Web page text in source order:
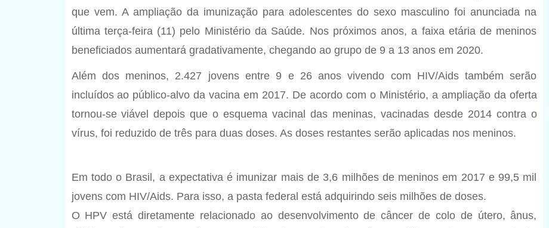
que vem. A ampliação da imunização para adolescentes do sexo masculino foi anunciada na
última terça-feira (11) pelo Ministério da Saúde. Nos próximos anos, a faixa etária de meninos
beneficiados aumentará gradativamente, chegando ao grupo de 9 a 13 anos em 2020.
Além dos meninos, 2.427 jovens entre 9 e 26 anos vivendo com HIV/Aids também serão
incluídos ao público-alvo da vacina em 2017. De acordo com o Ministério, a ampliação da oferta
tornou-se viável depois que o esquema vacinal das meninas, vacinadas desde 2014 contra o
vírus, foi reduzido de três para duas doses. As doses restantes serão aplicadas nos meninos.
Em todo o Brasil, a expectativa é imunizar mais de 3,6 milhões de meninos em 2017 e 99,5 mil
jovens com HIV/Aids. Para isso, a pasta federal está adquirindo seis milhões de doses.
O HPV está diretamente relacionado ao desenvolvimento de câncer de colo de útero, ânus,